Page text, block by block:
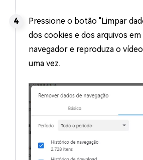
Pressione o botão "Limpar
dos cookies e dos arquivos
navegador e reproduza o
uma vez.